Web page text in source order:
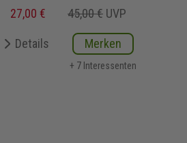
27,00 €
45,00 € UVP
Details Merken
+ 7 Interessenten